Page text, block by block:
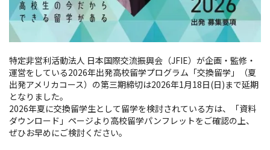
特定非営利活動法人 日本国際交流振興会（JFIE）が企画・監修・
運営をしている2026年出発高校留学プログラム「交換留学」（夏
出発アメリカコース）の第三期締切は2026年1月18日(日)まで延期
となりました。
2026年夏に交換留学生として留学を検討されている方は、「資料
ダウンロード」ページより高校留学パンフレットをご確認の上、
ぜひお早めにご検討ください。